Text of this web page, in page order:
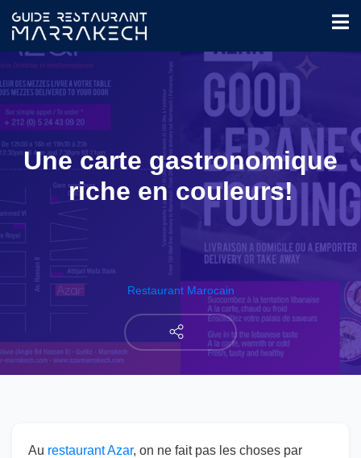
Une carte gastronomique
riche en couleurs!
Restaurant Marocain
Au restaurant Azar, on ne fait pas les choses par